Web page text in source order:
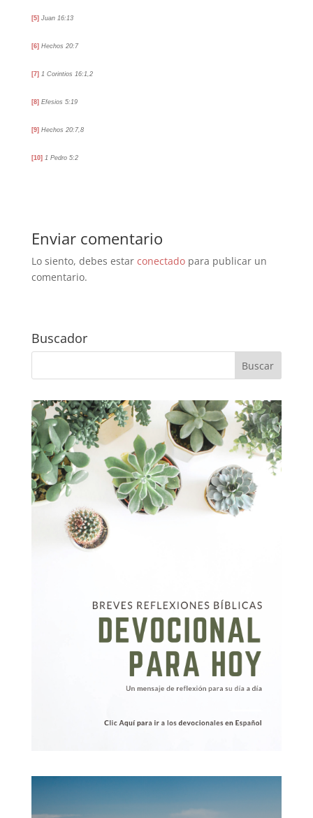
[5] Juan 16:13
[6] Hechos 20:7
[7] 1 Corintios 16:1,2
[8] Efesios 5:19
[9] Hechos 20:7,8
[10] 1 Pedro 5:2
Enviar comentario
Lo siento, debes estar conectadopara publicar un
comentario.
Buscador